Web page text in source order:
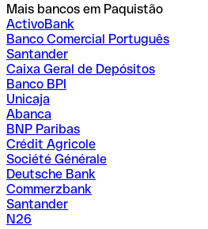
Mais bancos em Paquistão
ActivoBank
Banco Comercial Português
Santander
Caixa Geral de Depósitos
Banco BPI
Unicaja
Abanca
BNP Paribas
Crédit Agricole
Société Générale
Deutsche Bank
Commerzbank
Santander
N26